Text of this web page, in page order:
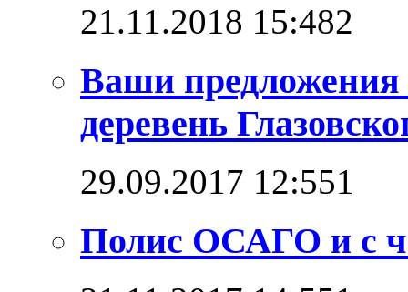
21.11.2018 15:482
Ваши предложения
деревень
29.09.2017 12:551
Полис ОСАГО и с